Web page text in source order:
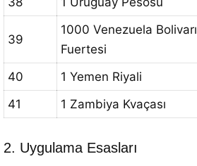
39
1000 Venezuela Bolivarı
Fuertesi
40 1 Yemen Riyali
41
1 Zambiya Kvaçası
2. Uygulama Esasları